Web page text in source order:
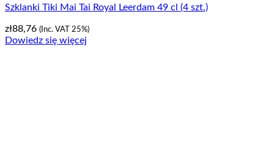
Szklanki Tiki Mai Tai Royal Leerdam 49 cl (4 szt.)
zł88,76 (Inc. VAT 25%)
Dowiedz się więcej